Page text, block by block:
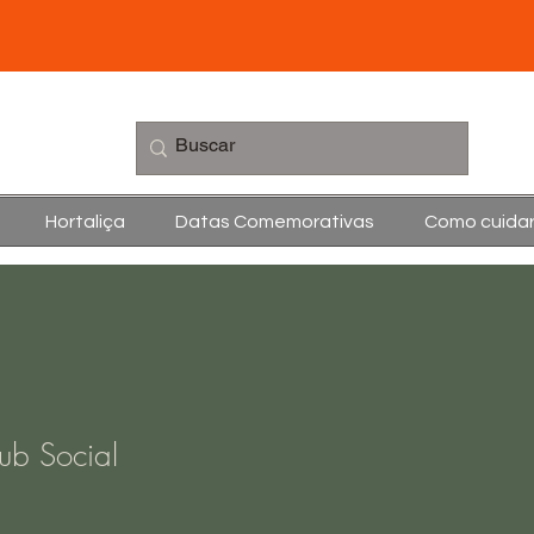
Hortaliça Datas Comemorativas Como cuidar
Social